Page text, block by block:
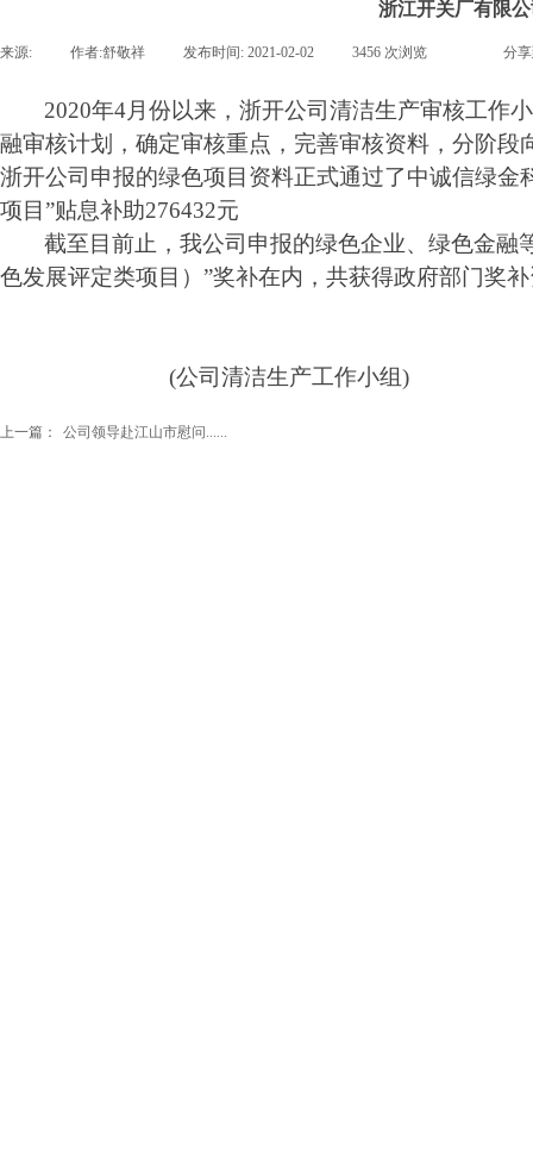
浙江开关厂有限
来源: 作者:舒敬祥 发布时间: 2021-02-02 3456 次浏览 分
2020年4月份以来 ，浙开公司清洁生产审核工作
融审核计划，确定审核重点， 完善审核资料 ，分阶段
浙开公司申报的绿色项目资料正式通过了中诚信绿金
项目”贴息补助276432元
截至目前止，我公司申报的绿色企业、绿色金融
色发展评定类项目）”奖补在内，共获得政府部门奖
(公司清洁生产工作小组)
上一篇： 公司领导赴江山市慰问......